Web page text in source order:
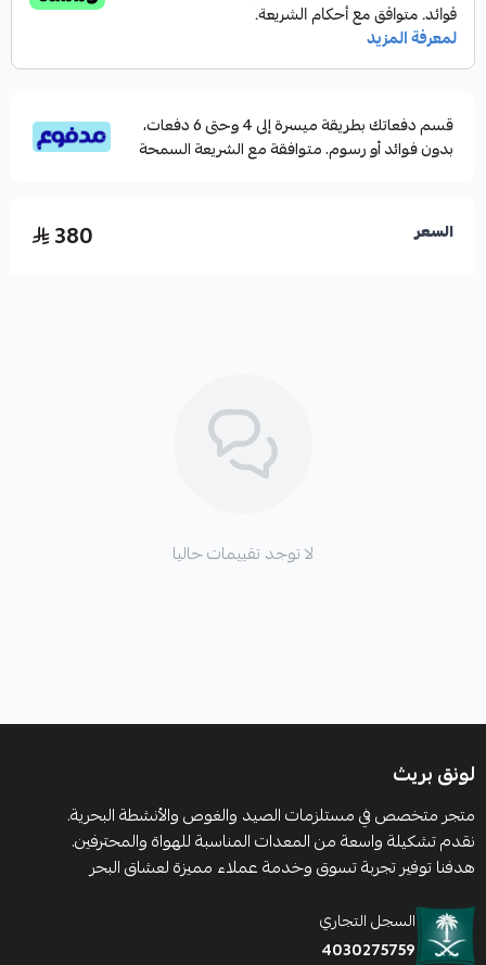
قسم دفعاتك بطريقة ميسرة إلى 4 وحتى 6 دفعات،
بدون فوائد أو رسوم. متوافقة مع الشريعة السمحة
السعر 380
لا توجد تقييمات حاليا
لونق بريث
متجر متخصص في مستلزمات الصيد والغوص والأنشطة البحرية.
نقدم تشكيلة واسعة من المعدات المناسبة للهواة والمحترفين.
هدفنا توفير تجربة تسوق وخدمة عملاء مميزة لعشاق البحر
السجل التجاري
4030275759